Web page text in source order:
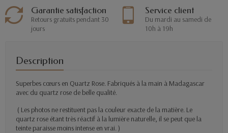
Garantie satisfaction
Retours gratuits pendant 30
jours
Service client
Du mardi au samedi de
10h à 19h
Description
Superbes cœurs en Quartz Rose. Fabriqués à la main à Madagascar
avec du quartz rose de belle qualité.
( Les photos ne restituent pas la couleur exacte de la matière. Le
quartz rose étant très réactif à la lumière naturelle, il se peut que la
teinte paraisse moins intense en vrai. )